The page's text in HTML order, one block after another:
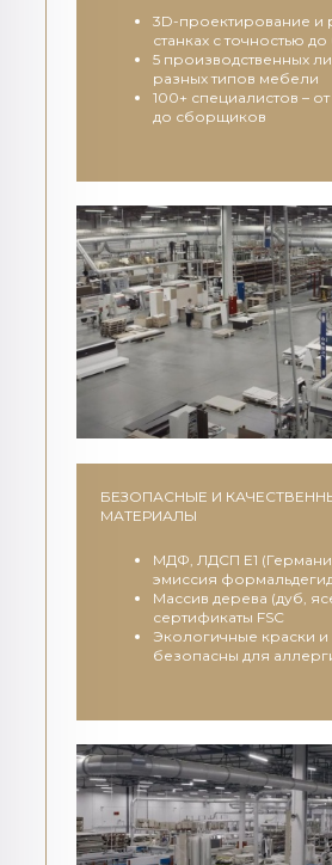
3D-проектирование и
станках с точностью до
5 производственных
разных типов мебели
100+ специалистов –
до сборщиков
БЕЗОПАСНЫЕ И
МАТЕРИАЛЫ
МДФ, ЛДСП E1
эмиссия
Массив дерева (дуб,
сертификаты FSC
Экологичные краски и
безопасны для